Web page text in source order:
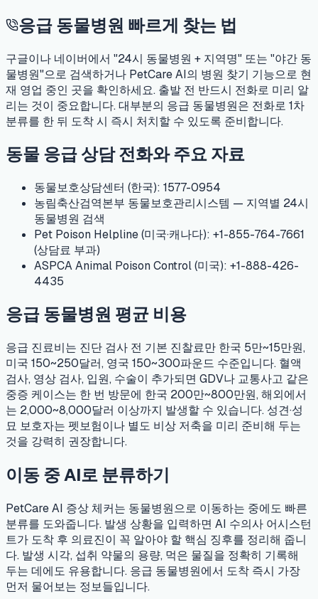
응급 동물병원 빠르게 찾는 법
구글이나 네이버에서 "24시 동물병원 + 지역명" 또는 "야간 동
물병원"으로 검색하거나 PetCare AI의 병원 찾기 기능으로 현
재 영업 중인 곳을 확인하세요. 출발 전 반드시 전화로 미리 알
리는 것이 중요합니다. 대부분의 응급 동물병원은 전화로 1차
분류를 한 뒤 도착 시 즉시 처치할 수 있도록 준비합니다.
동물 응급 상담 전화와 주요 자료
동물보호상담센터 (한국): 1577-0954
농림축산검역본부 동물보호관리시스템 — 지역별 24시
동물병원 검색
Pet Poison Helpline (미국·캐나다): +1-855-764-7661
(상담료 부과)
ASPCA Animal Poison Control (미국): +1-888-426-
4435
응급 동물병원 평균 비용
응급 진료비는 진단 검사 전 기본 진찰료만 한국 5만~15만원,
미국 150~250달러, 영국 150~300파운드 수준입니다. 혈액
검사, 영상 검사, 입원, 수술이 추가되면 GDV나 교통사고 같은
중증 케이스는 한 번 방문에 한국 200만~800만원, 해외에서
는 2,000~8,000달러 이상까지 발생할 수 있습니다. 성견·성
묘 보호자는 펫보험이나 별도 비상 저축을 미리 준비해 두는
것을 강력히 권장합니다.
이동 중 AI로 분류하기
PetCare AI 증상 체커는 동물병원으로 이동하는 중에도 빠른
분류를 도와줍니다. 발생 상황을 입력하면 AI 수의사 어시스턴
트가 도착 후 의료진이 꼭 알아야 할 핵심 징후를 정리해 줍니
다. 발생 시각, 섭취 약물의 용량, 먹은 물질을 정확히 기록해
두는 데에도 유용합니다. 응급 동물병원에서 도착 즉시 가장
먼저 물어보는 정보들입니다.